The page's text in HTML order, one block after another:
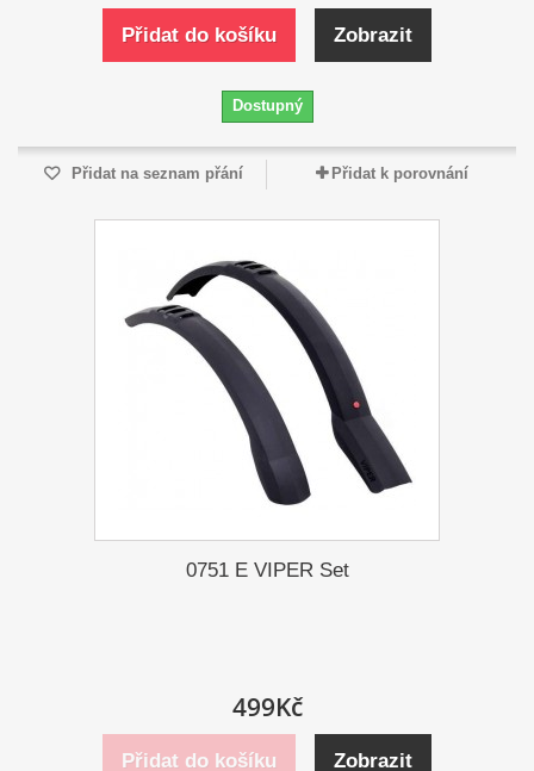
Přidat do košíku Zobrazit
Dostupný
Přidat na seznam přání Přidat k porovnání
0751 E VIPER Set
499Kč
Přidat do košíku Zobrazit